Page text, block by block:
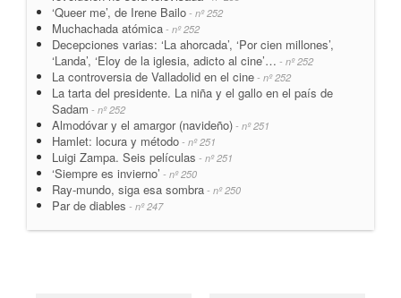
‘Queer me’, de Irene Bailo - nº 252
Muchachada atómica - nº 252
Decepciones varias: ‘La ahorcada’, ‘Por cien millones’,
‘Landa’, ‘Eloy de la iglesia, adicto al cine’… - nº 252
La controversia de Valladolid en el cine - nº 252
La tarta del presidente. La niña y el gallo en el país de
Sadam - nº 252
Almodóvar y el amargor (navideño) - nº 251
Hamlet: locura y método - nº 251
Luigi Zampa. Seis películas - nº 251
‘Siempre es invierno’ - nº 250
Ray-mundo, siga esa sombra - nº 250
Par de diables - nº 247